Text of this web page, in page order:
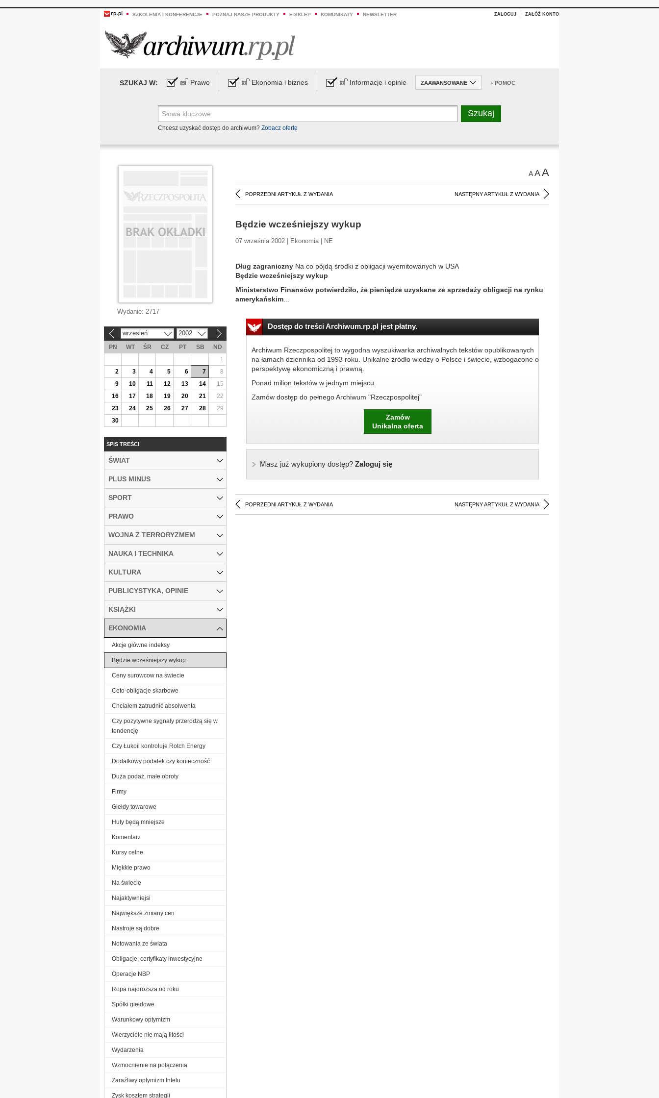
SZKOLENIA I KONFERENCJE POZNAJ NASZE PRODUKTY E-SKLEP KOMUNIKATY NEWSLETTER ZALOGUJ ZAŁÓŻ KONTO
SZUKAJ W: Prawo Ekonomia i biznes Informacje i opinie ZAAWANSOWANE + POMOC
Chcesz uzyskać dostęp do archiwum? Zobacz ofertę
AAA
POPRZEDNI ARTYKUŁ Z WYDANIA NASTĘPNY ARTYKUŁ Z WYDANIA
Będzie wcześniejszy wykup
07 września 2002 | Ekonomia | NE
Dług zagraniczny Na co pójdą środki z obligacji wyemitowanych w USA
Będzie wcześniejszy wykup
Ministerstwo Finansów potwierdziło, że pieniądze uzyskane ze sprzedaży obligacji na rynku
amerykańskim
Dostęp do treści Archiwum.rp.pl jest płatny.
Archiwum Rzeczpospolitej to wygodna wyszukiwarka archiwalnych tekstów opublikowanych
na łamach dziennika od 1993 roku. Unikalne źródło wiedzy o Polsce i świecie, wzbogacone o
perspektywę ekonomiczną i prawną.
Ponad milion tekstów w jednym miejscu.
Zamów dostęp do pełnego Archiwum "Rzeczpospolitej"
Zamów
Unikalna oferta
Masz już wykupiony dostęp?Zaloguj się
POPRZEDNI ARTYKUŁ Z WYDANIA NASTĘPNY ARTYKUŁ Z WYDANIA
Wydanie: 2717
wrzesień 2002
PN WT ŚR CZ PT SB
ND
1
2
3 4 5 6 7
8
9
10 11 12 13 14
15
16
17 18 19 20 21
22
23
24 25 26 27 28
29
30
SPIS TREŚCI
ŚWIAT
PLUS MINUS
SPORT
PRAWO
WOJNA Z TERRORYZMEM
NAUKA I TECHNIKA
KULTURA
PUBLICYSTYKA, OPINIE
KSIĄŻKI
EKONOMIA
Akcje główne indeksy
Będzie wcześniejszy wykup
Ceny surowcow na świecie
Ceto-obligacje skarbowe
Chciałem zatrudnić absolwenta
Czy pozytywne sygnały przerodzą się w
tendencję
Czy Łukoil kontroluje Rotch Energy
Dodatkowy podatek czy konieczność
Duża podaż, małe obroty
Firmy
Giełdy towarowe
Huty będą mniejsze
Komentarz
Kursy celne
Miękkie prawo
Na świecie
Najaktywniejsi
Największe zmiany cen
Nastroje są dobre
Notowania ze świata
Obligacje, certyfikaty inwestycyjne
Operacje NBP
Ropa najdroższa od roku
Spółki giełdowe
Warunkowy optymizm
Wierzyciele nie mają litości
Wydarzenia
Wzmocnienie na połączenia
Zaraźliwy optymizm Intelu
Zysk kosztem strategii